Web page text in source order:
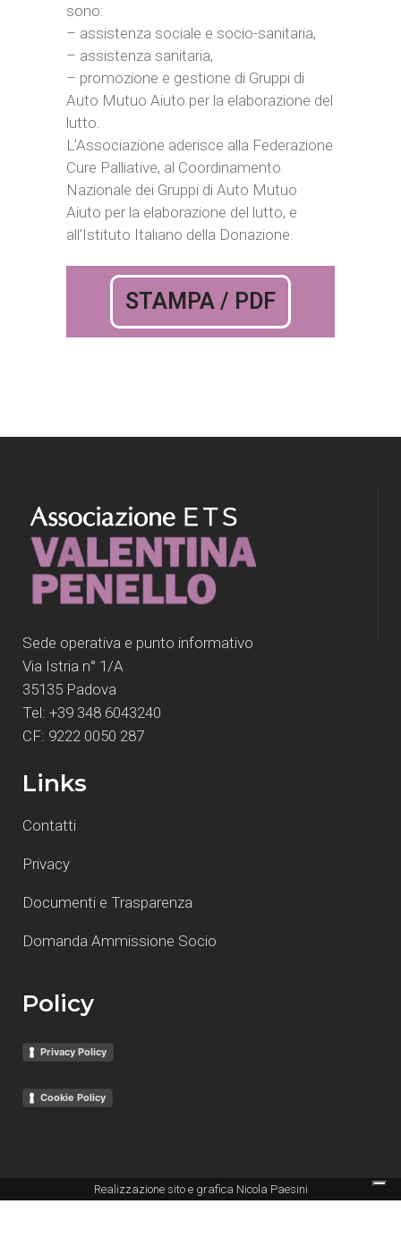
sono:
– assistenza sociale e socio-sanitaria,
– assistenza sanitaria,
– promozione e gestione di Gruppi di
Auto Mutuo Aiuto per la elaborazione del
lutto.
L’Associazione aderisce alla Federazione
Cure Palliative, al Coordinamento
Nazionale dei Gruppi di Auto Mutuo
Aiuto per la elaborazione del lutto, e
all’Istituto Italiano della Donazione.
STAMPA / PDF
Sede operativa e punto informativo
Via Istria n° 1/A
35135 Padova
Tel: +39 348 6043240
CF: 9222 0050 287
Links
Contatti
Privacy
Documenti e Trasparenza
Domanda Ammissione Socio
Policy
Privacy Policy
Cookie Policy
Realizzazione sito e grafica Nicola Paesini